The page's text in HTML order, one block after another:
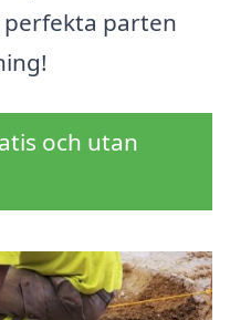
parten
och utan